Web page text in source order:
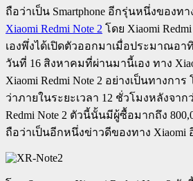
ถือว่าเป็น Smartphone อีกรุ่นหนึ่งของท
Xiaomi Redmi Note 2 โดย Xiaomi
เองพึ่งได้เปิดตัวออกมาเมื่อประมาณอา
วันที่ 16 สิงหาคมที่ผ่านมานี้เอง ทาง
Xiaomi Redmi Note 2 อย่างเป็นทางกา
ว่าภายในระยะเวลา 12 ชั่วโมงหลังจาก
Redmi Note 2 ตัวนี้นั้นมีผู้ซื้อมากถึง
ถือว่าเป็นอีกหนึ่งข่าวดีของทาง Xiaomi